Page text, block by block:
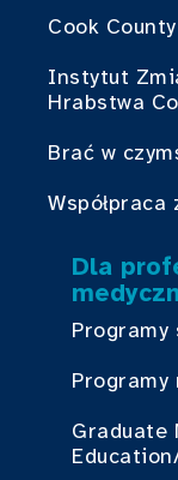
Cook
Instytut
Hrabstwa
Brać w
Dla
Programy
Graduate